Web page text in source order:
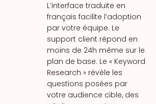
L’interface traduite en
français facilite l’adoption
par votre équipe. Le
support client répond en
moins de 24h même sur le
plan de base. Le « Keyword
Research » révèle les
questions posées par
votre audience cible, des